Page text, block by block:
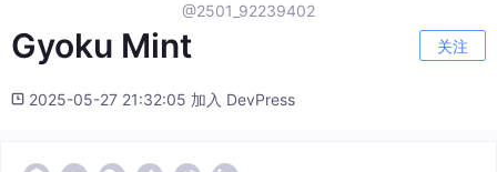
@2501_92239402
Gyoku Mint 关注
2025-05-27 21:32:05 加入 DevPress